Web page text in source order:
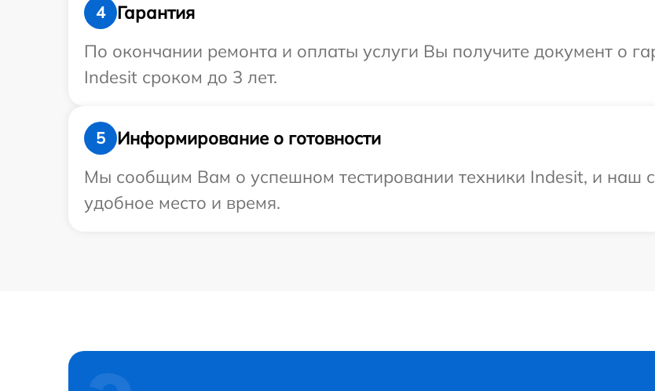
4
Гарантия
По окончании ремонта и оплаты услуги Вы получите документ о
Indesit сроком до 3 лет.
5
Информирование о готовности
Мы сообщим Вам о успешном тестировании техники Indesit, и наш
удобное место и время.